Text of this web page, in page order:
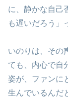
に、静かな自己
も遅いだろう」
いのりは、その
ても、内心で自
姿が、ファンに
生んでいるんだ